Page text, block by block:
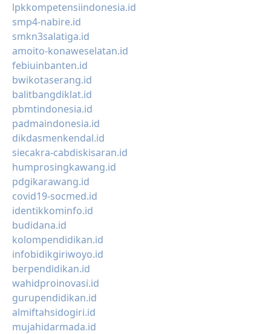
lpkkompetensiindonesia.id
smp4-nabire.id
smkn3salatiga.id
amoito-konaweselatan.id
febiuinbanten.id
bwikotaserang.id
balitbangdiklat.id
pbmtindonesia.id
padmaindonesia.id
dikdasmenkendal.id
siecakra-cabdiskisaran.id
humprosingkawang.id
pdgikarawang.id
covid19-socmed.id
identikkominfo.id
budidana.id
kolompendidikan.id
infobidikgiriwoyo.id
berpendidikan.id
wahidproinovasi.id
gurupendidikan.id
almiftahsidogiri.id
mujahidarmada.id